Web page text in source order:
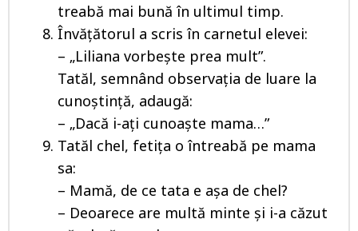
treabă mai bună în ultimul timp.
Învăţătorul a scris în carnetul elevei:
– „Liliana vorbeşte prea mult”.
Tatăl, semnând observaţia de luare la
cunoştinţă, adaugă:
– „Dacă i-aţi cunoaşte mama…”
Tatăl chel, fetiţa o întreabă pe mama
sa:
– Mamă, de ce tata e aşa de chel?
– Deoarece are multă minte şi i-a căzut